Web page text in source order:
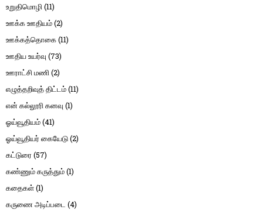
உறுதிமொழி(11)
ஊக்க ஊதியம்(2)
ஊக்கத்தொகை(11)
ஊதிய உயர்வு (73)
ஊராட்சி மணி(2)
எழுத்தறிவுத் திட்டம்(11)
என் கல்லூரி கனவு (1)
ஓய்வூதியம்(41)
ஓய்வூதியர் கையேடு(2)
கட்டுரை (57)
கண்ணும் கருத்தும்(1)
கதைகள்(1)
கருணை அடிப்படை (4)